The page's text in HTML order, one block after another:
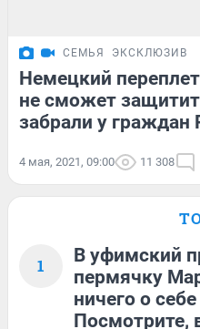
СЕМЬЯ ЭКСКЛЮЗИВ
Немецкий
не сможет
забрали у граждан
4 мая, 2021, 09:00 11 308
1
В уфимский
пермячку
ничего о
Посмотрите,